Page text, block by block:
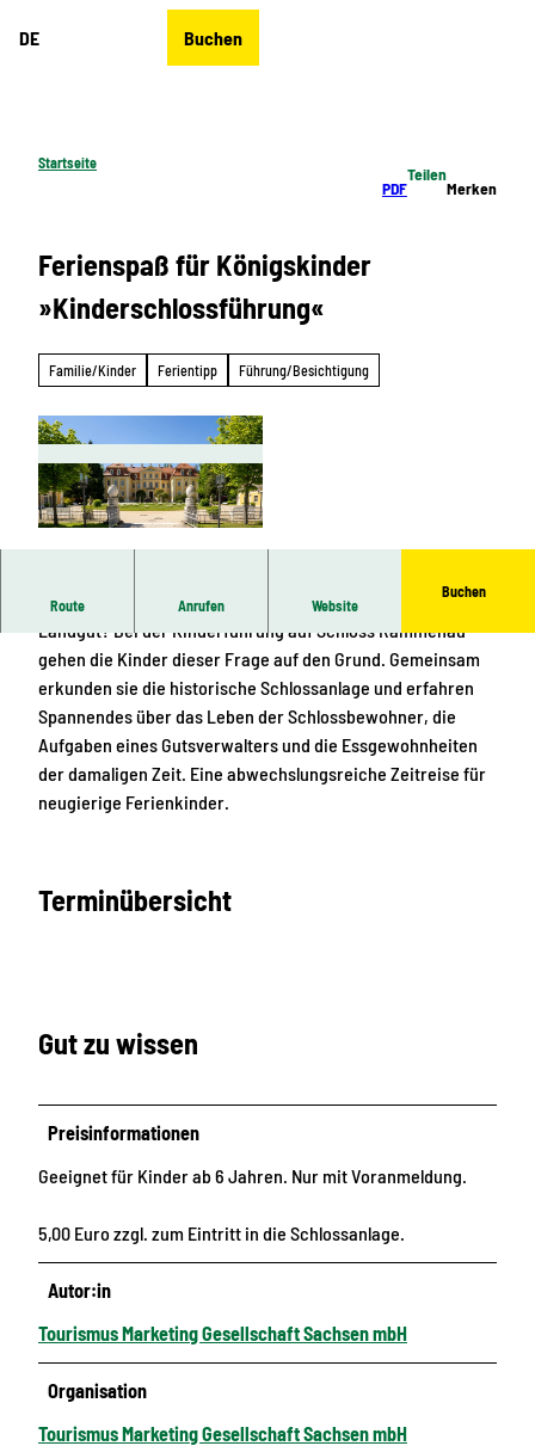
DE Buchen
Startseite
PDF
Teilen
Merken
Ferienspaß für Königskinder
»Kinderschlossführung«
Familie/Kinder Ferientipp Führung/Besichtigung
timiert
Route Anrufen Website
Buchen
Wie lebte man vor rund 300 Jahren auf einem barocken
Landgut? Bei der Kinderführung auf Schloss Rammenau
gehen die Kinder dieser Frage auf den Grund. Gemeinsam
erkunden sie die historische Schlossanlage und erfahren
Spannendes über das Leben der Schlossbewohner, die
Aufgaben eines Gutsverwalters und die Essgewohnheiten
der damaligen Zeit. Eine abwechslungsreiche Zeitreise für
neugierige Ferienkinder.
Terminübersicht
Gut zu wissen
Preisinformationen
Geeignet für Kinder ab 6 Jahren. Nur mit Voranmeldung.
5,00 Euro zzgl. zum Eintritt in die Schlossanlage.
Autor:in
Tourismus Marketing Gesellschaft Sachsen mbH
Organisation
Tourismus Marketing Gesellschaft Sachsen mbH